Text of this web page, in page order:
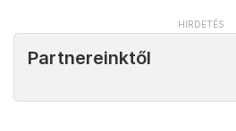
Partnereinktől